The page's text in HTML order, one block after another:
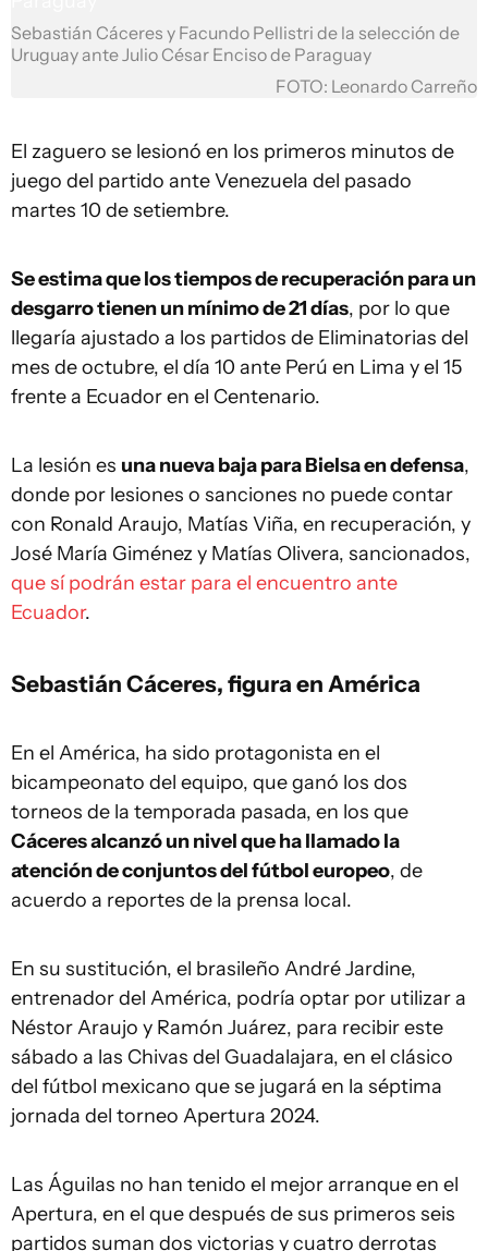
Sebastián Cáceres y Facundo Pellistri de la selección de
Uruguay ante Julio César Enciso de Paraguay
FOTO: Leonardo Carreño
El zaguero se lesionó en los primeros minutos de
juego del partido ante Venezuela del pasado
martes 10 de setiembre.
Se estima que los tiempos de recuperación para un
desgarro tienen un mínimo de 21 días, por lo que
llegaría ajustado a los partidos de Eliminatorias del
mes de octubre, el día 10 ante Perú en Lima y el 15
frente a Ecuador en el Centenario.
La lesión es una nueva baja para Bielsa en defensa,
donde por lesiones o sanciones no puede contar
con Ronald Araujo, Matías Viña, en recuperación, y
José María Giménez y Matías Olivera, sancionados,
que sí podrán estar para el encuentro ante
Ecuador.
Sebastián Cáceres, figura en América
En el América, ha sido protagonista en el
bicampeonato del equipo, que ganó los dos
torneos de la temporada pasada, en los que
Cáceres alcanzó un nivel que ha llamado la
atención de conjuntos del fútbol europeo, de
acuerdo a reportes de la prensa local.
En su sustitución, el brasileño André Jardine,
entrenador del América, podría optar por utilizar a
Néstor Araujo y Ramón Juárez, para recibir este
sábado a las Chivas del Guadalajara, en el clásico
del fútbol mexicano que se jugará en la séptima
jornada del torneo Apertura 2024.
Las Águilas no han tenido el mejor arranque en el
Apertura, en el que después de sus primeros seis
partidos suman dos victorias y cuatro derrotas